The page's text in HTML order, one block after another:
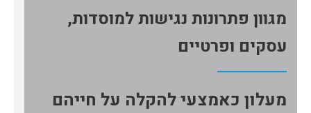
מגוון פתרונות נגישות למוסדות,
עסקים ופרטיים
מעלון כאמצעי להקלה על חייהם